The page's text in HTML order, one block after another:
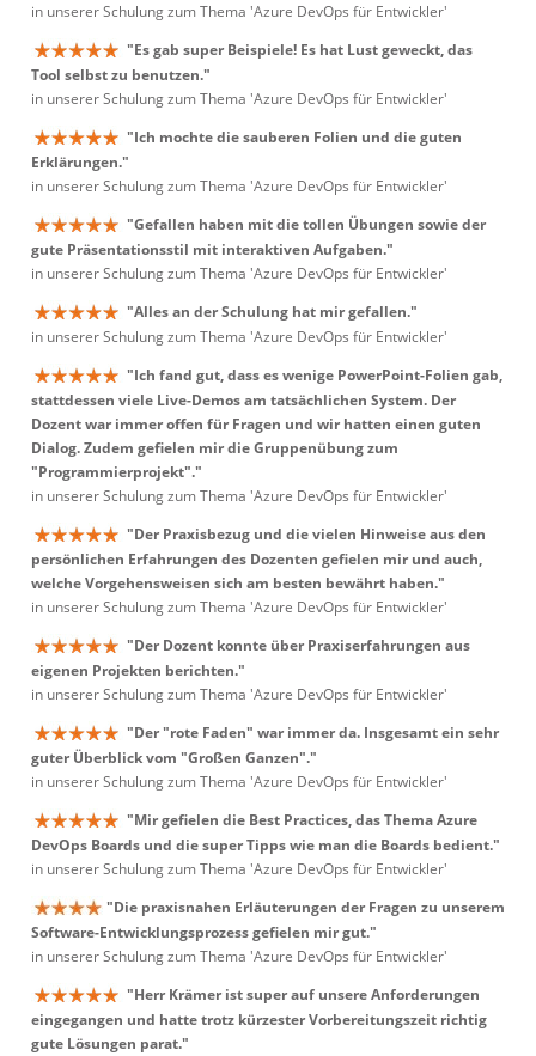
in unserer Schulung zum Thema 'Azure DevOps für Entwickler'
"Es gab super Beispiele! Es hat Lust geweckt, das
Tool selbst zu benutzen."
in unserer Schulung zum Thema 'Azure DevOps für Entwickler'
"Ich mochte die sauberen Folien und die guten
Erklärungen."
in unserer Schulung zum Thema 'Azure DevOps für Entwickler'
"Gefallen haben mit die tollen Übungen sowie der
gute Präsentationsstil mit interaktiven Aufgaben."
in unserer Schulung zum Thema 'Azure DevOps für Entwickler'
"Alles an der Schulung hat mir gefallen."
in unserer Schulung zum Thema 'Azure DevOps für Entwickler'
"Ich fand gut, dass es wenige PowerPoint-Folien gab,
stattdessen viele Live-Demos am tatsächlichen System. Der
Dozent war immer offen für Fragen und wir hatten einen guten
Dialog. Zudem gefielen mir die Gruppenübung zum
"Programmierprojekt"."
in unserer Schulung zum Thema 'Azure DevOps für Entwickler'
"Der Praxisbezug und die vielen Hinweise aus den
persönlichen Erfahrungen des Dozenten gefielen mir und auch,
welche Vorgehensweisen sich am besten bewährt haben."
in unserer Schulung zum Thema 'Azure DevOps für Entwickler'
"Der Dozent konnte über Praxiserfahrungen aus
eigenen Projekten berichten."
in unserer Schulung zum Thema 'Azure DevOps für Entwickler'
"Der "rote Faden" war immer da. Insgesamt ein sehr
guter Überblick vom "Großen Ganzen"."
in unserer Schulung zum Thema 'Azure DevOps für Entwickler'
"Mir gefielen die Best Practices, das Thema Azure
DevOps Boards und die super Tipps wie man die Boards bedient."
in unserer Schulung zum Thema 'Azure DevOps für Entwickler'
"Die praxisnahen Erläuterungen der Fragen zu unserem
Software-Entwicklungsprozess gefielen mir gut."
in unserer Schulung zum Thema 'Azure DevOps für Entwickler'
"Herr Krämer ist super auf unsere Anforderungen
eingegangen und hatte trotz kürzester Vorbereitungszeit richtig
gute Lösungen parat."